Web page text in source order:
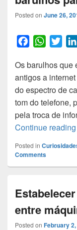
Posted on June 26,
c
e
b
o
o
k
W
a
t
s
A
p
p
i
t
t
e
r
Os barulhos que
antigos a
do espectro de
tom do telefone,
pela troca de
Continue reading
Posted in
Comments
entre
Posted on February